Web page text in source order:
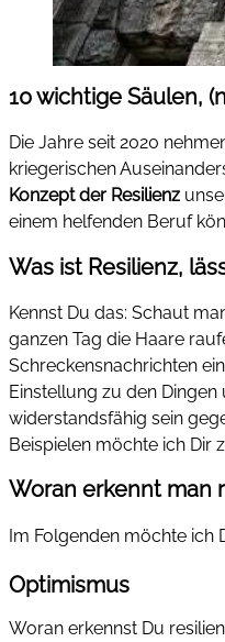
10 wichtige Säulen,
Die Jahre seit 2020
kriegerischen
Konzept der Resilienz
einem helfenden Beruf
Was ist Resilienz,
Kennst Du das: Schaut
ganzen Tag die Haare
Schreckensnachrichten
Einstellung zu den
widerstandsfähig sein
Beispielen möchte ich Dir
Woran erkennt man
Im Folgenden möchte ich
Optimismus
Woran erkennst Du